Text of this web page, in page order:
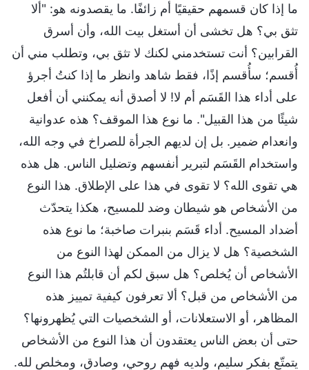
ما إذا كان قسمهم حقيقيًا أم زائفًا. ما يقصدونه هو: "ألا
تثق بي؟ هل تخشى أن أستغل بيت الله، وأن أسرق
القرابين؟ أنت تستخدمني لكنك لا تثق بي، وتطلب مني أن
أُقسم؛ سأُقسم إذًا، فقط شاهد وانظر ما إذا كنتُ أجرؤ
على أداء هذا القَسَم أم لا! لا أصدق أنه يمكنني أن أفعل
شيئًا من هذا القبيل". ما نوع هذا الموقف؟ هذه عدوانية
وانعدام ضمير. بل إن لديهم الجرأة للصراخ في وجه الله،
واستخدام القَسَم لتبرير أنفسهم وتضليل الناس. هل هذه
هي تقوى الله؟ لا تقوى في هذا على الإطلاق. هذا النوع
من الأشخاص هو شيطان وضد للمسيح، هكذا يتحدّث
أضداد المسيح. أداء قَسَم بنبرات صاخبة؛ ما نوع هذه
الشخصية؟ هل لا يزال من الممكن لهذا النوع من
الأشخاص أن يُخلص؟ هل سبق لكم أن قابلتُم هذا النوع
من الأشخاص من قبل؟ ألا تعرفون كيفية تمييز هذه
المظاهر، أو الاستعلانات، أو الشخصيات التي يُظهرونها؟
حتى أن بعض الناس يعتقدون أن هذا النوع من الأشخاص
يتمتّع بفكر سليم، ولديه فهم روحي، وصادق، ومخلص لله.